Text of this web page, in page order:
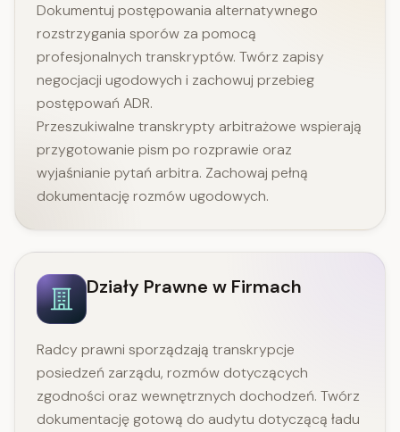
Dokumentuj postępowania alternatywnego
rozstrzygania sporów za pomocą
profesjonalnych transkryptów. Twórz zapisy
negocjacji ugodowych i zachowuj przebieg
postępowań ADR.
Przeszukiwalne transkrypty arbitrażowe wspierają
przygotowanie pism po rozprawie oraz
wyjaśnianie pytań arbitra. Zachowaj pełną
dokumentację rozmów ugodowych.
Działy Prawne w Firmach
Radcy prawni sporządzają transkrypcje
posiedzeń zarządu, rozmów dotyczących
zgodności oraz wewnętrznych dochodzeń. Twórz
dokumentację gotową do audytu dotyczącą ładu